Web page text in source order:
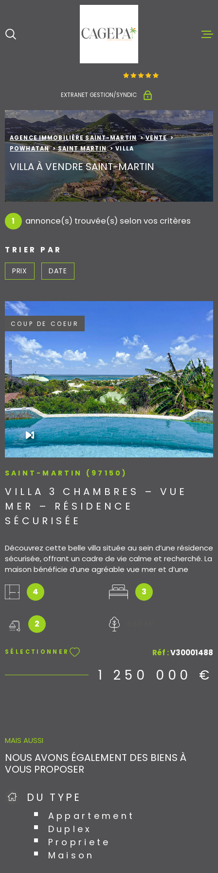
recherche
menu
principal
contenu
LOUER
NOTRE
CONTACT
ESTIMATION
ACCES
EXTRANET GESTION/SYNDIC
AGENCE IMMOBILIÈRE SAINT-MARTIN
VENTE
POWHATAN
SAINT MARTIN VILLA
VILLA À VENDRE SAINT-MARTIN
1 annonce(s) trouvée(s) selon vos critères
TRIER PAR
PRIX DATE
SAINT-MARTIN (97150)
VILLA 3 CHAMBRES – VUE
MER – RÉSIDENCE
SÉCURISÉE
Découvrez cette belle villa située au sein d’une résidence
sécurisée, offrant un cadre de vie calme et recherché. La
maison bénéficie d’une agréable vue mer et d’une
l’année. Celle-ci se compose d’une partie couverte,
parfaite pour les repas et moments de détente à
pleinement le soleil et la vue. La villa dispose de trois
chambres confortables, adaptées aussi bien à une
Lumineuse et bien agencée, elle offre un environnement
bien rare, idéal pour les amateurs de vue mer et
4 3
2
SÉLECTIONNER Réf :V30001488
1 250 000 €
COUP DE COEUR
VOIR LE BIEN
MAIS AUSSI
NOUS AVONS ÉGALEMENT DES BIENS À
VOUS PROPOSER
DU TYPE
Appartement
Duplex
Propriete
Maison